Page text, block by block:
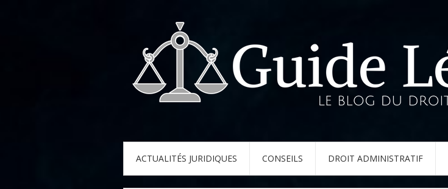
ACTUALITÉS JURIDIQUES CONSEILS DROIT ADMINISTRATIF